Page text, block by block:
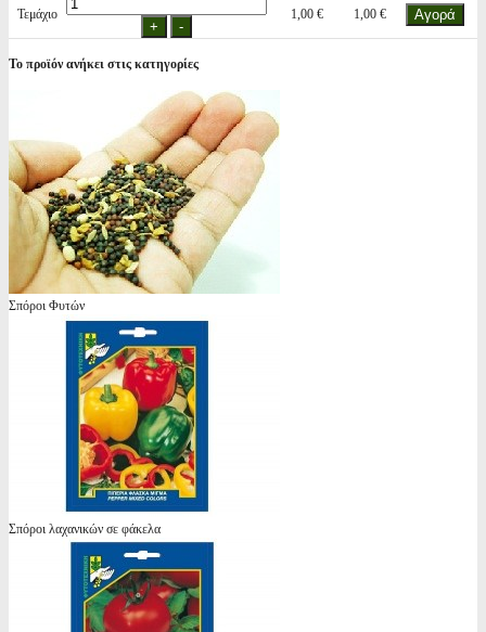
Τεμάχιο 1,00 € 1,00 €
Το προϊόν ανήκει στις κατηγορίες
Σπόροι Φυτών
Σπόροι λαχανικών σε φάκελα